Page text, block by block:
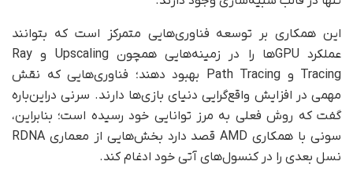
این همکاری بر توسعه فناوری‌هایی متمرکز است که بتوانند
عملکرد GPUها را در زمینه‌هایی همچون Upscaling و Ray
Tracing و Path Tracing بهبود دهند؛ فناوری‌هایی که نقش
مهمی در افزایش واقع‌گرایی دنیای بازی‌ها دارند. سرنی دراین‌باره
گفت که روش فعلی به مرز توانایی خود رسیده است؛ بنابراین،
سونی با همکاری AMD قصد دارد بخش‌هایی از معماری RDNA
نسل بعدی را در کنسول‌های آتی خود ادغام کند.